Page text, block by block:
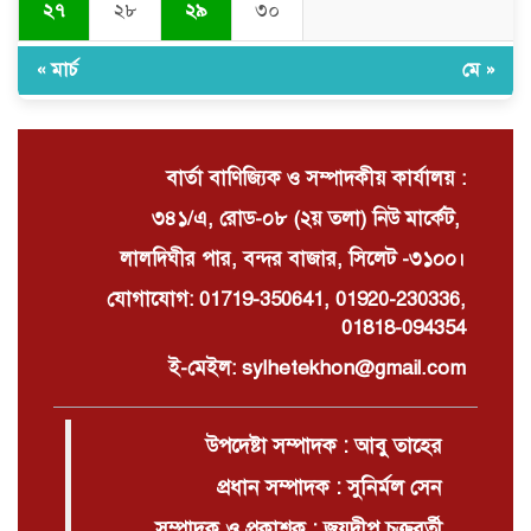
মাদ্রাসার ভারপ্রাপ্ত অধ্যক্ষকে হাত কেটে
ফেলার হুমকি?
২৭ ২৮ ২৯ ৩০
« মার্চ মে »
বার্তা বাণিজ্যিক ও সম্পাদকীয় কার্যালয় :
৩৪১/এ, রোড-০৮ (২য় তলা) নিউ মার্কেট,
লালদিঘীর পার, বন্দর বাজার, সিলেট -৩১০০।
যোগাযোগ: 01719-350641, 01920-230336,
01818-094354
ই-মেইল: sylhetekhon@gmail.com
উপদেষ্টা সম্পাদক : আবু তাহের
প্রধান সম্পাদক : সুনির্মল সেন